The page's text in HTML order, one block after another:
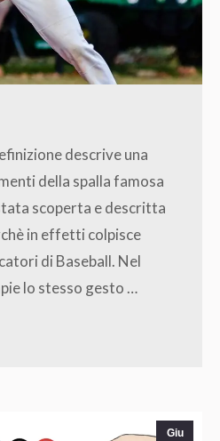
descrive una
della spalla famosa
scoperta e descritta
in effetti colpisce
di Baseball. Nel
lo stesso gesto …
Giu